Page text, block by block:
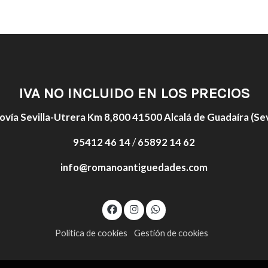
IVA NO INCLUIDO EN LOS PRECIOS
Sevilla-Utrera Km 8,800 41500 Alcalá de Guadaíra
95412 46 14/65892 14 62
info@romanoantiguedades.com
Política de cookies Gestión de cookies